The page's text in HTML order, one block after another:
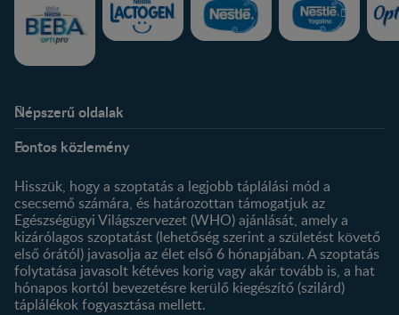
Népszerű oldalak
Kapcsolat
Történetünk
Profilom
Termékeink
Termék kereső
Fontos közlemény
Hisszük, hogy a szoptatás a legjobb táplálási mód a
csecsemő számára, és határozottan támogatjuk az
Egészségügyi Világszervezet (WHO) ajánlását, amely a
kizárólagos szoptatást (lehetőség szerint a születést követő
első órától) javasolja az élet első 6 hónapjában. A szoptatás
folytatása javasolt kétéves korig vagy akár tovább is, a hat
hónapos kortól bevezetésre kerülő kiegészítő (szilárd)
táplálékok fogyasztása mellett.